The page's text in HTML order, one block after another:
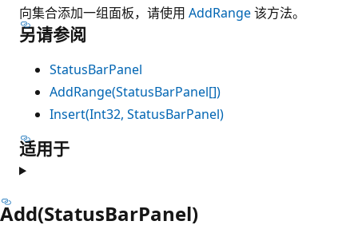
向集合添加一组面板，请使用 AddRange该方法。
另请参阅
StatusBarPanel
AddRange(StatusBarPanel[])
Insert(Int32, StatusBarPanel)
适用于
Add(StatusBarPanel)